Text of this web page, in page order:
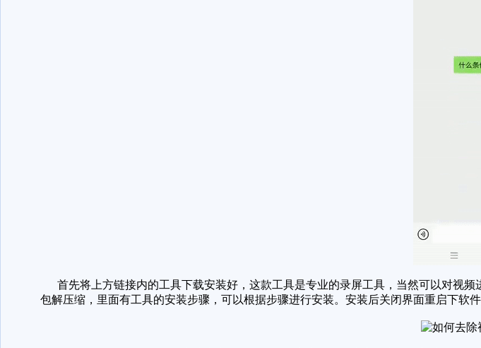
首先将上方链接内的工具下载安装好，这款工具是专业的录屏工具，当然可以对视
包解压缩，里面有工具的安装步骤，可以根据步骤进行安装。安装后关闭界面重启下软